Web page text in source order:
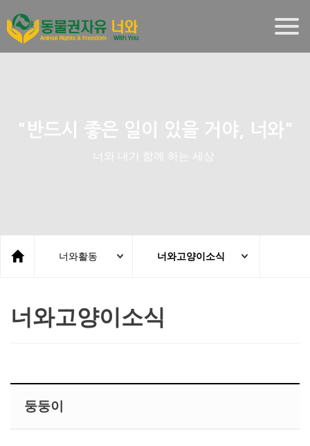
"반드시 좋은 일이 있을 거야, 너와"
너와 내가 함께 하는 세상
너와활동 너와고양이소식
너와고양이소식
둥둥이